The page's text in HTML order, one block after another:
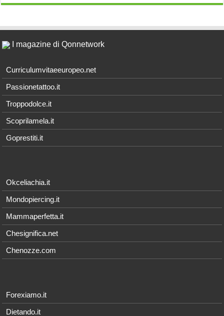
I magazine di Qonnetwork
Curriculumvitaeeuropeo.net
Passionetattoo.it
Troppodolce.it
Scoprilamela.it
Goprestiti.it
Okceliachia.it
Mondopiercing.it
Mammaperfetta.it
Chesignifica.net
Chenozze.com
Forexiamo.it
Dietando.it